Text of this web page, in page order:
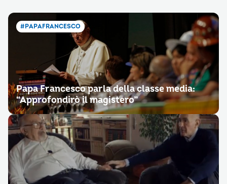
#PAPAFRANCESCO
Papa Francesco parla della classe media:
“Approfondirò il magistero”